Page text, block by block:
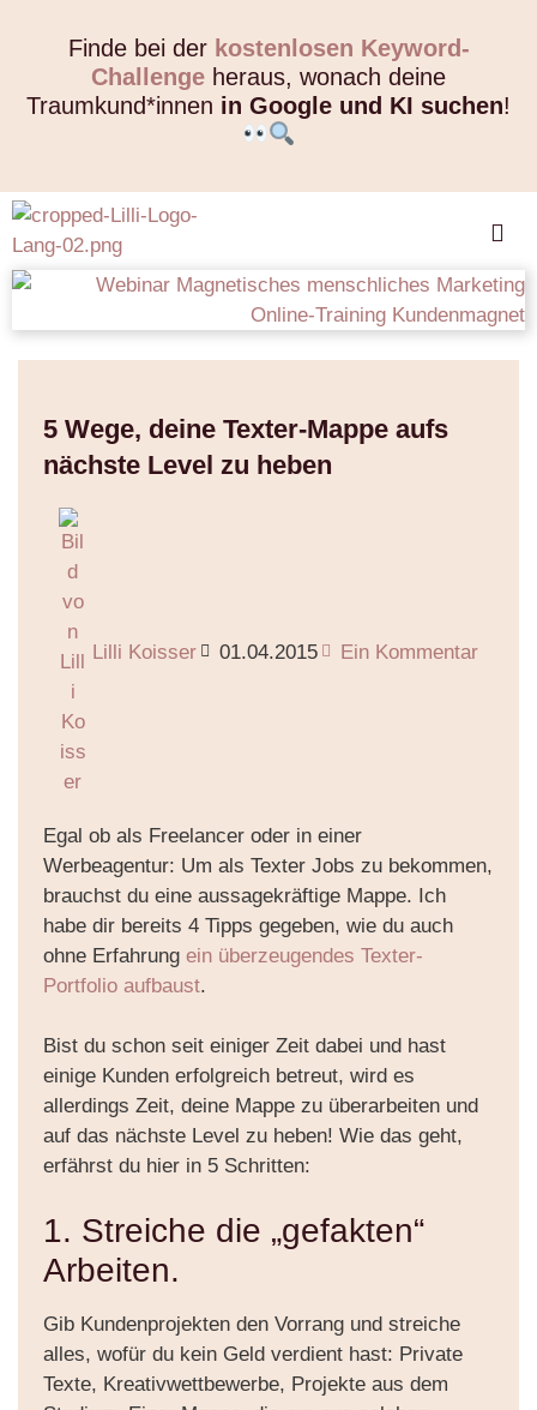
Finde bei der kostenlosen Keyword-
Challenge heraus, wonach deine
Traumkund*innen in Google und KI suchen!
5 Wege, deine Texter-Mappe aufs
nächste Level zu heben
Lilli Koisser 01.04.2015 Ein Kommentar
Egal ob als Freelancer oder in einer
Werbeagentur: Um als Texter Jobs zu bekommen,
brauchst du eine aussagekräftige Mappe. Ich
habe dir bereits 4 Tipps gegeben, wie du auch
ohne Erfahrungein überzeugendes Texter-
Portfolio aufbaust.
Bist du schon seit einiger Zeit dabei und hast
einige Kunden erfolgreich betreut, wird es
allerdings Zeit, deine Mappe zu überarbeiten und
auf das nächste Level zu heben! Wie das geht,
erfährst du hier in 5 Schritten:
1. Streiche die „gefakten“
Arbeiten.
Gib Kundenprojekten den Vorrang und streiche
alles, wofür du kein Geld verdient hast: Private
Texte, Kreativwettbewerbe, Projekte aus dem